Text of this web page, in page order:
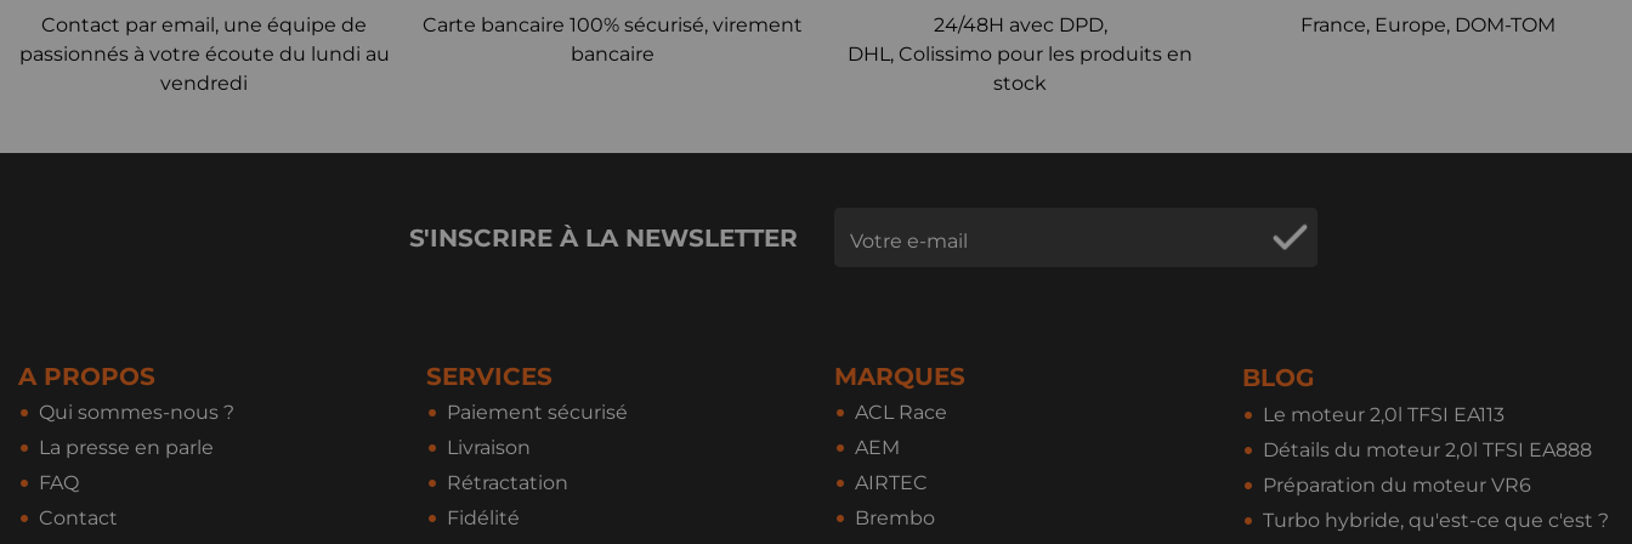
Contact par email, une équipe de
passionnés à votre écoute du lundi au
vendredi
Carte bancaire 100% sécurisé, virement
bancaire
24/48H avec DPD,
DHL, Colissimo pour les produits en
stock
France, Europe, DOM-TOM
S'INSCRIRE À LA NEWSLETTER
A PROPOS
Qui sommes-nous ?
La presse en parle
FAQ
Contact
SERVICES
Paiement sécurisé
Livraison
Rétractation
Fidélité
MARQUES
ACL Race
AEM
AIRTEC
Brembo
BLOG
Le moteur 2,0l TFSI EA113
Détails du moteur 2,0l TFSI EA888
Préparation du moteur VR6
Turbo hybride, qu'est-ce que c'est ?